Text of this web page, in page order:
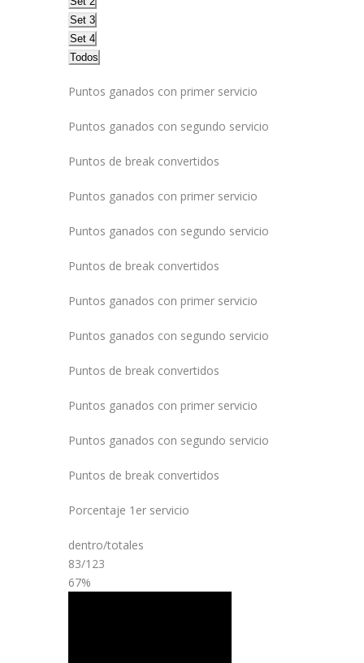
Set 3
Set 4
Todos
Puntos ganados con primer servicio
Puntos ganados con segundo servicio
Puntos de break convertidos
Puntos ganados con primer servicio
Puntos ganados con segundo servicio
Puntos de break convertidos
Puntos ganados con primer servicio
Puntos ganados con segundo servicio
Puntos de break convertidos
Puntos ganados con primer servicio
Puntos ganados con segundo servicio
Puntos de break convertidos
Porcentaje 1er servicio
dentro/totales
83/123
67%